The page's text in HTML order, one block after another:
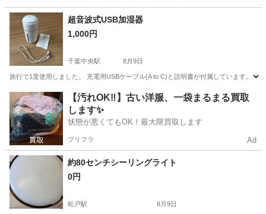
千葉 船橋市 美容家電 ヘアアイロン
超音波式USB加湿器
1,000円
千葉中央駅 8月9日
旅行で1度使用しました。 充電用USBケーブル(A to C)と説明書が付属しています。
千葉 千葉市 千葉中央駅 季節、空調家電
【汚れOK‼️】古い洋服、一袋まるまる買取
します✨
状態が悪くてもOK！最大限買取します
プリフラ Ad
約80センチシーリングライト
0円
松戸駅 8月9日